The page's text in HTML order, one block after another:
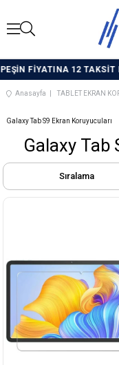
FİYATINA 12 TAKSİT
Anasayfa TABLET EKRAN
Galaxy Tab S9 Ekran Koruyucuları
Galaxy Tab
Sıralama